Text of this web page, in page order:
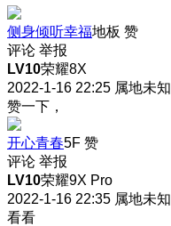
侧身倾听幸福地板 赞
评论 举报
LV10荣耀8X
2022-1-16 22:25 属地未知
赞一下，
开心青春5F 赞
评论 举报
LV10荣耀9X Pro
2022-1-16 22:35 属地未知
看看